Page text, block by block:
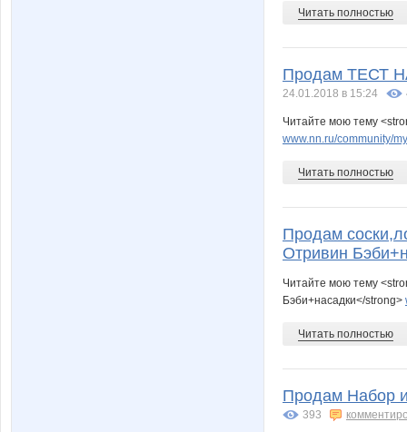
Читать полностью
Продам ТЕСТ
24.01.2018 в 15:24
Читайте мою тему
www.nn.ru/community/
Читать полностью
Продам
Отривин
Читайте мою тему
Бэби+насадки</strong>
Читать полностью
Продам Набор
393